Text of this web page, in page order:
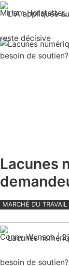
Miriam Hofstetter,
Lacunes
besoin
MARCHÉ DU TRAVAIL
Conny Wunsch|